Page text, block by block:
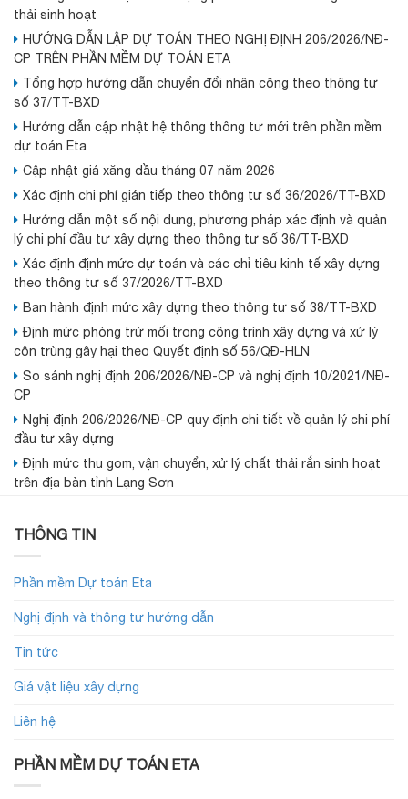
thải sinh hoạt
HƯỚNG DẪN LẬP DỰ TOÁN THEO NGHỊ ĐỊNH 206/2026/NĐ-
CP TRÊN PHẦN MỀM DỰ TOÁN ETA
Tổng hợp hướng dẫn chuyển đổi nhân công theo thông tư
số 37/TT-BXD
Hướng dẫn cập nhật hệ thông thông tư mới trên phần mềm
dự toán Eta
Cập nhật giá xăng dầu tháng 07 năm 2026
Xác định chi phí gián tiếp theo thông tư số 36/2026/TT-BXD
Hướng dẫn một số nội dung, phương pháp xác định và quản
lý chi phí đầu tư xây dựng theo thông tư số 36/TT-BXD
Xác định định mức dự toán và các chỉ tiêu kinh tế xây dựng
theo thông tư số 37/2026/TT-BXD
Ban hành định mức xây dựng theo thông tư số 38/TT-BXD
Định mức phòng trừ mối trong công trình xây dựng và xử lý
côn trùng gây hại theo Quyết định số 56/QĐ-HLN
So sánh nghị định 206/2026/NĐ-CP và nghị định 10/2021/NĐ-
CP
Nghị định 206/2026/NĐ-CP quy định chi tiết về quản lý chi phí
đầu tư xây dựng
Định mức thu gom, vận chuyển, xử lý chất thải rắn sinh hoạt
trên địa bàn tỉnh Lạng Sơn
THÔNG TIN
Phần mềm Dự toán Eta
Nghị định và thông tư hướng dẫn
Tin tức
Giá vật liệu xây dựng
Liên hệ
PHẦN MỀM DỰ TOÁN ETA